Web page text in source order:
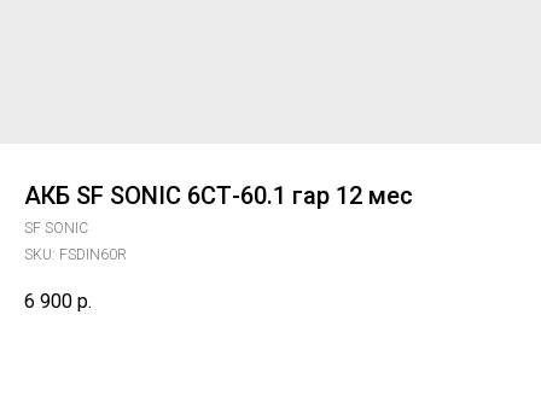
АКБ SF SONIC 6СТ-60.1 гар 12 мес
SF SONIC
SKU: FSDIN60R
6 900 р.